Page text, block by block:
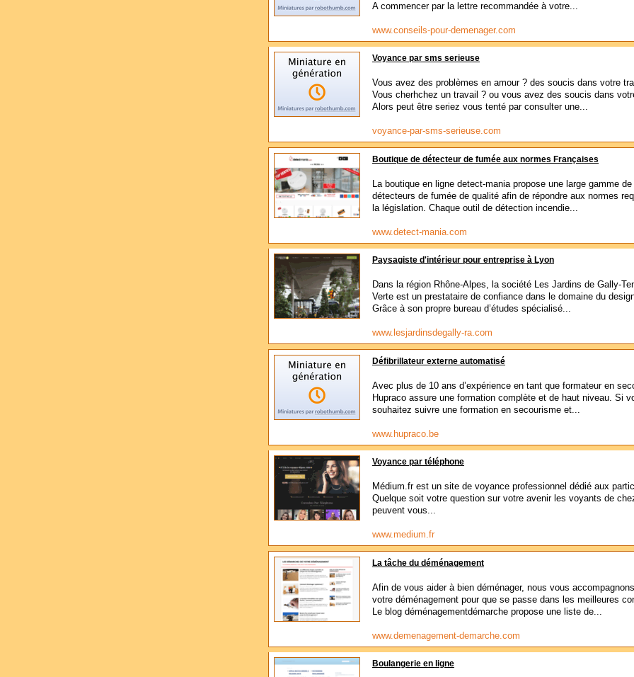
A commencer par la lettre recommandée à votre...
www.conseils-pour-demenager.com
Voyance par sms serieuse
Vous avez des problèmes en amour ? des soucis dans votre
Vous cherhchez un travail ? ou vous avez des soucis dans
Alors peut être seriez vous tenté par consulter une...
voyance-par-sms-serieuse.com
Boutique de détecteur de fumée aux normes Françaises
La boutique en ligne detect-mania propose une large gamme de
détecteurs de fumée de qualité afin de répondre aux normes
la législation. Chaque outil de détection incendie...
www.detect-mania.com
Paysagiste d'intérieur pour entreprise à Lyon
Dans la région Rhône-Alpes, la société Les Jardins de Gally-
Verte est un prestataire de confiance dans le domaine du
Grâce à son propre bureau d’études spécialisé...
www.lesjardinsdegally-ra.com
Défibrillateur externe automatisé
Avec plus de 10 ans d’expérience en tant que formateur en
Hupraco assure une formation complète et de haut niveau. Si
souhaitez suivre une formation en secourisme et...
www.hupraco.be
Voyance par téléphone
Médium.fr est un site de voyance professionnel dédié aux
Quelque soit votre question sur votre avenir les voyants de
peuvent vous...
www.medium.fr
La tâche du déménagement
Afin de vous aider à bien déménager, nous vous
votre déménagement pour que se passe dans les meilleures
Le blog déménagementdémarche propose une liste de...
www.demenagement-demarche.com
Boulangerie en ligne